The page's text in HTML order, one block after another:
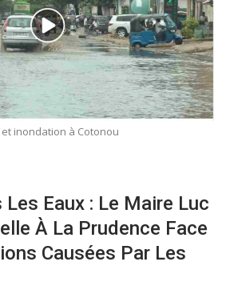
et inondation à Cotonou
Eaux : Le Maire Luc
À La Prudence Face
Causées Par Les